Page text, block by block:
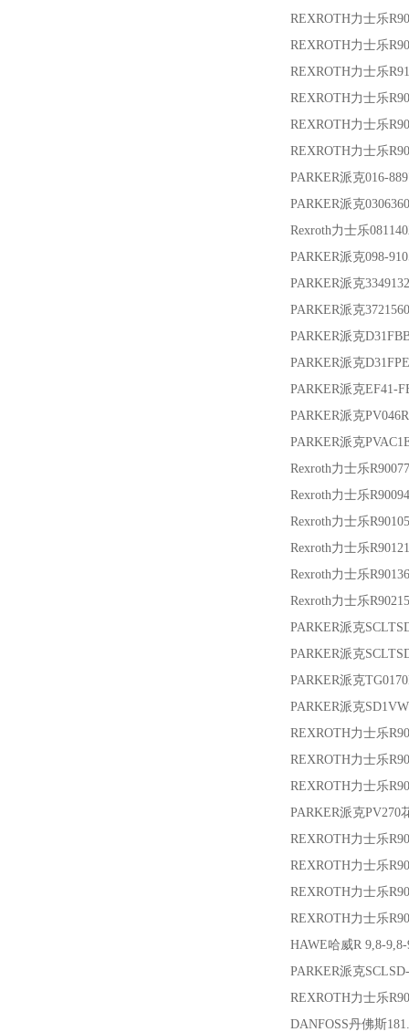
REXROTH力士乐
REXROTH力士乐
REXROTH力士乐
REXROTH力士乐
REXROTH力士乐
REXROTH力士乐
PARKER派克016-
PARKER派克
Rexroth力士乐
PARKER派克098-
PARKER派克
PARKER派克
PARKER派克
PARKER派克
PARKER派克EF41-
PARKER派克
PARKER派克
Rexroth力士乐
Rexroth力士乐
Rexroth力士乐
Rexroth力士乐
Rexroth力士乐
Rexroth力士乐
PARKER派克
PARKER派克
PARKER派克
PARKER派克
REXROTH力士乐
REXROTH力士乐
REXROTH力士乐
PARKER派克PV270
REXROTH力士乐
REXROTH力士乐
REXROTH力士乐
REXROTH力士乐
HAWE哈威R 9,8-
PARKER派克
REXROTH力士乐
DANFOSS丹佛斯